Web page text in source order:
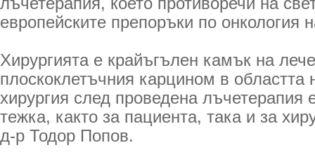
европейските препоръки по онкология
Хирургията е крайъгълен камък на
плоскоклетъчния карцином в областта
хирургия след проведена лъчетерапия
тежка, както за пациента, така и за
д-р Тодор Попов.